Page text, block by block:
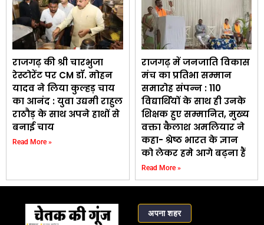
राजगढ़ की श्री चारभुजा
रेस्टोरेंट पर CM डॉ. मोहन
यादव ने लिया कुल्हड़ चाय
का आनंद : युवा उद्यमी राहुल
राठौड़ के साथ अपने हाथों से
बनाई चाय
Read More »
राजगढ़ में जनजाति विकास
मंच का प्रतिभा सम्मान
समारोह संपन्न : 110
विद्यार्थियों के साथ ही उनके
शिक्षक हुए सम्मानित, मुख्य
वक्ता कैलाश अमलियार ने
कहा- श्रेष्ठ भारत के ज्ञान
को लेकर हमे आगे बढ़ना हैं
Read More »
अपना शहर